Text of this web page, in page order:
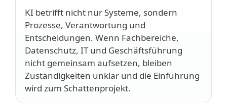
KI betrifft nicht nur Systeme, sondern
Prozesse, Verantwortung und
Entscheidungen. Wenn Fachbereiche,
Datenschutz, IT und Geschäftsführung
nicht gemeinsam aufsetzen, bleiben
Zuständigkeiten unklar und die Einführung
wird zum Schattenprojekt.